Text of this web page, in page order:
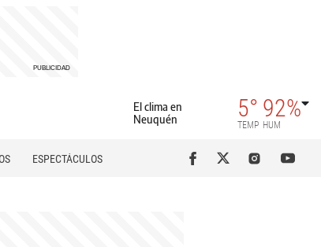
El clima en
Neuquén
5°
TEMP
92%
HUM
ESPECTÁCULOS